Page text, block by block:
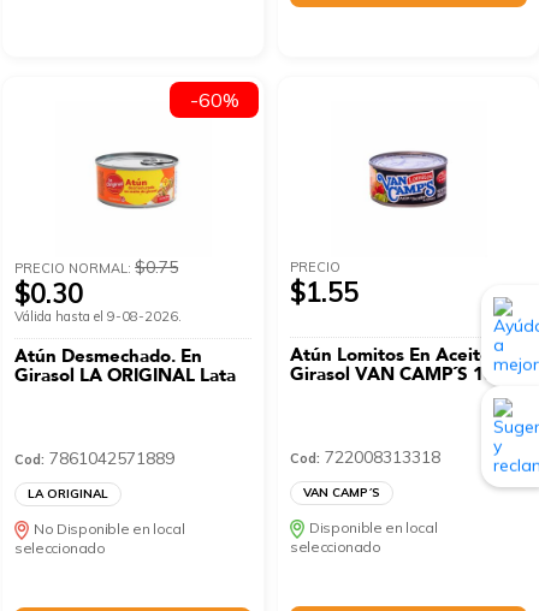
PRECIO NORMAL:$0.75
$0.30
Válida hasta el 9-08-2026.
Atún Desmechado. En
Girasol LA ORIGINAL Lata
Cod: 7861042571889
LA ORIGINAL
No Disponible en local
seleccionado
-60%
PRECIO
$1.55
Atún Lomitos En Aceite De
Girasol VAN CAMP´S 184 G
Cod: 722008313318
VAN CAMP´S
Disponible en local
seleccionado